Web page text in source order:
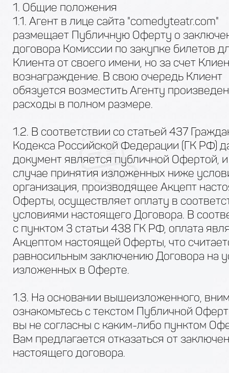
1. Общие положения
1.1. Агент в лице сайта "comedyteatr.com"
размещает Публичную Оферту о
договора Комиссии по закупке билетов
Клиента от своего имени, но за счет
вознаграждение. В свою очередь Клиент
обязуется возместить Агенту
расходы в полном размере.
1.2. В соответствии со статьей 437
Кодекса Российской Федерации (ГК РФ)
документ является публичной Офертой,
случае принятия изложенных ниже
организация, производящее Акцепт
Оферты, осуществляет оплату в
условиями настоящего Договора. В
с пунктом 3 статьи 438 ГК РФ, оплата
Акцептом настоящей Оферты, что
равносильным заключению Договора на
изложенных в Оферте.
1.3. На основании вышеизложенного,
ознакомьтесь с текстом Публичной
вы не согласны с каким-либо пунктом
Вам предлагается отказаться от
настоящего договора.